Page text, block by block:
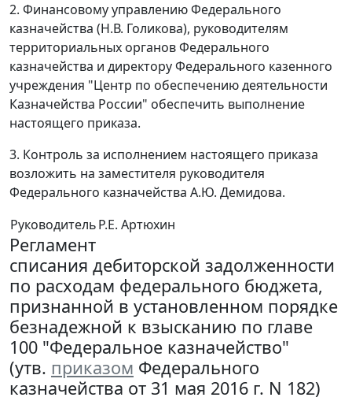
2. Финансовому управлению Федерального
казначейства (Н.В. Голикова), руководителям
территориальных органов Федерального
казначейства и директору Федерального казенного
учреждения "Центр по обеспечению деятельности
Казначейства России" обеспечить выполнение
настоящего приказа.
3. Контроль за исполнением настоящего приказа
возложить на заместителя руководителя
Федерального казначейства А.Ю. Демидова.
РуководительР.Е. Артюхин
Регламент
списания дебиторской задолженности
по расходам федерального бюджета,
признанной в установленном порядке
безнадежной к взысканию по главе
100 "Федеральное казначейство"
(утв. приказом Федерального
казначейства от 31 мая 2016 г. N 182)